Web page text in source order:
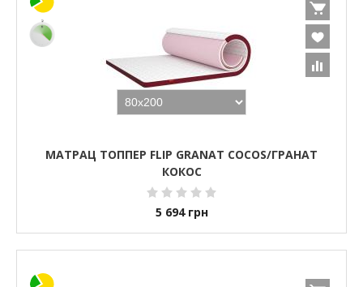
МАТРАЦ ТОППЕР FLIP GRANAT COCOS/ГРАНАТ
КОКОС
5 694 грн